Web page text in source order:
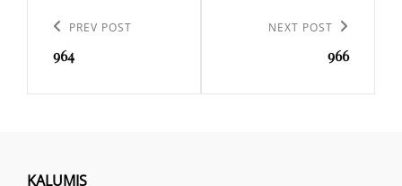
l’article
Previous
Post
PREV POST
964
NEXT POST
966
KALUMIS